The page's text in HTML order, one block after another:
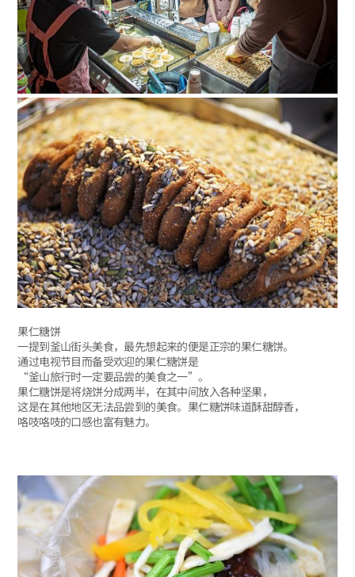
果仁糖饼
一提到釜山街头美食，最先想起来的便是正宗的果仁糖饼。
通过电视节目而备受欢迎的果仁糖饼是
“釜山旅行时一定要品尝的美食之一”。
果仁糖饼是将烧饼分成两半，在其中间放入各种坚果，
这是在其他地区无法品尝到的美食。果仁糖饼味道酥甜醇香，
咯吱咯吱的口感也富有魅力。